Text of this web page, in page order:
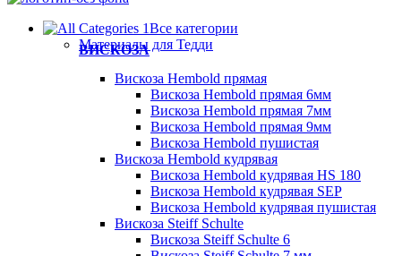
Все категории
Материалы для Тедди
ВИСКОЗА
Вискоза Hembold прямая
Вискоза Hembold прямая 6мм
Вискоза Hembold прямая 7мм
Вискоза Hembold прямая 9мм
Вискоза Hembold пушистая
Вискоза Hembold кудрявая
Вискоза Hembold кудрявая HS 180
Вискоза Hembold кудрявая SEP
Вискоза Hembold кудрявая пушистая
Вискоза Steiff Schulte
Вискоза Steiff Schulte 6